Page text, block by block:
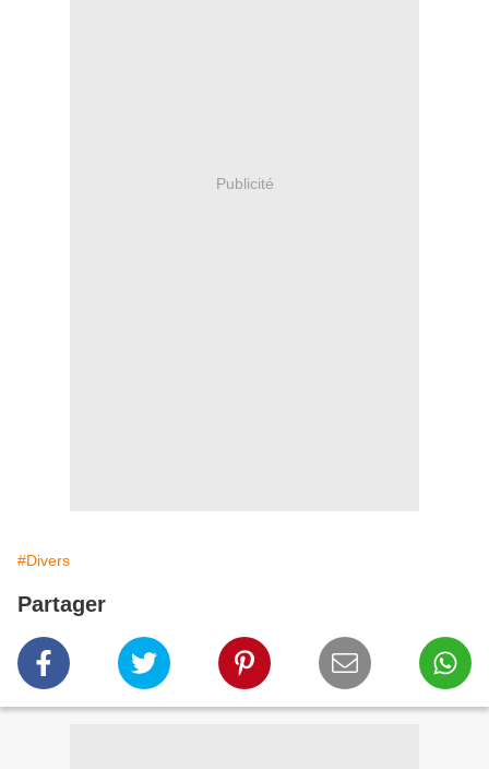
Publicité
#Divers
Partager